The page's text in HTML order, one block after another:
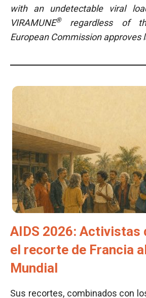
with an undetectable viral
VIRAMUNE®regardless of
European Commission approves
AIDS 2026: Activistas
el recorte de Francia
Mundial
Sus recortes, combinados con